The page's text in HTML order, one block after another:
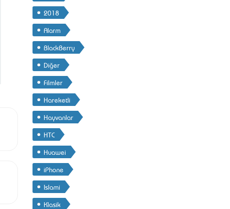
2018
Alarm
BlackBerry
Diğer
Filmler
Hareketli
Hayvanlar
HTC
Huawei
iPhone
Islami
Klasik